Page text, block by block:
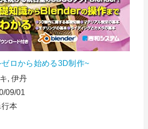
ロから始める3D制作~
, 伊丹
09/01
本